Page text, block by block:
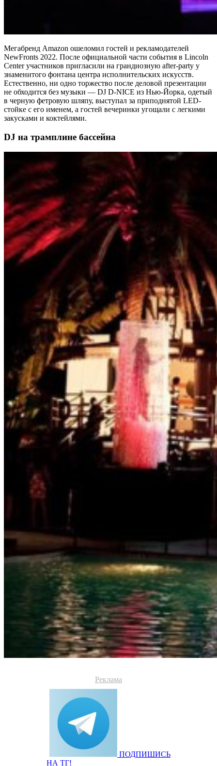
Мегабренд Amazon ошеломил гостей и рекламодателей
NewFronts 2022. После официальной части события в Lincoln
Center участников пригласили на грандиозную after-party у
знаменитого фонтана центра исполнительских искусств.
Естественно, ни одно торжество после деловой презентации
не обходится без музыки — DJ D-NICE из Нью-Йорка, одетый
в черную фетровую шляпу, выступал за приподнятой LED-
стойке с его именем, а гостей вечеринки угощали с легкими
закусками и коктейлями.
DJ на трамплине бассейна
Реклама
ПОДПИШИСЬ
НА ТГ!